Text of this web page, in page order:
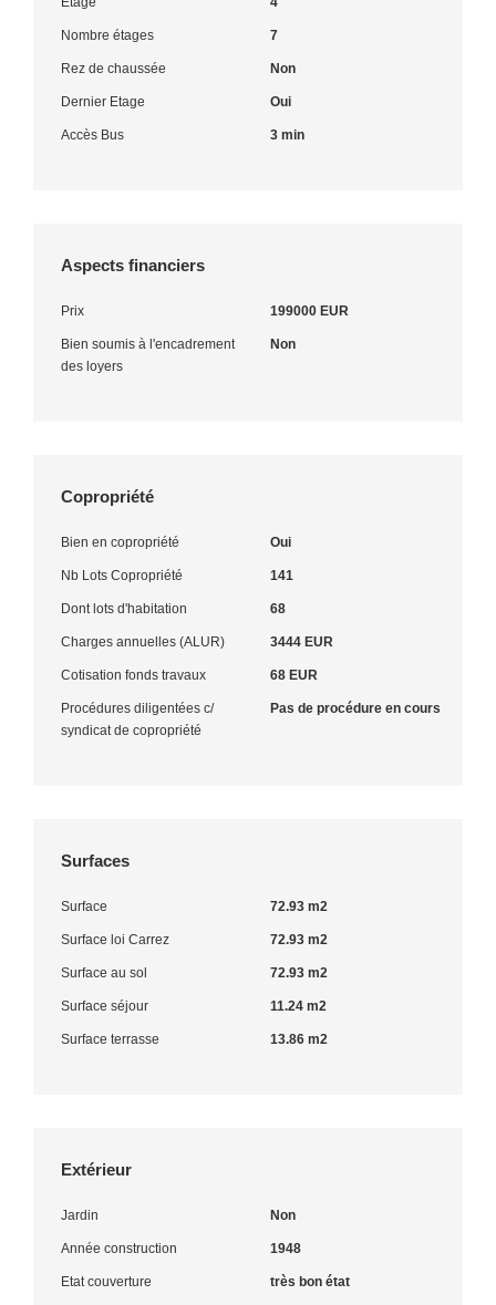
Nombre étages 7
Rez de chaussée Non
Dernier Etage Oui
Accès Bus 3 min
Aspects financiers
Prix 199000 EUR
Bien soumis à l'encadrement
des loyers
Non
Copropriété
Bien en copropriété Oui
Nb Lots Copropriété 141
Dont lots d'habitation 68
Charges annuelles (ALUR) 3444 EUR
Cotisation fonds travaux 68 EUR
Procédures diligentées c/
syndicat de copropriété
Pas de procédure en cours
Surfaces
Surface 72.93 m2
Surface loi Carrez 72.93 m2
Surface au sol 72.93 m2
Surface séjour 11.24 m2
Surface terrasse 13.86 m2
Extérieur
Jardin Non
Année construction 1948
Etat couverture très bon état